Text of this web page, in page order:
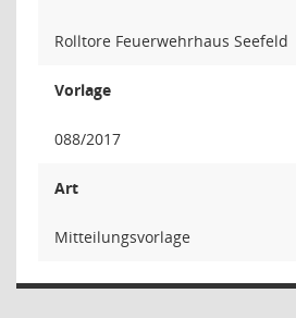
Rolltore Feuerwehrhaus Seefeld
Vorlage
088/2017
Art
Mitteilungsvorlage